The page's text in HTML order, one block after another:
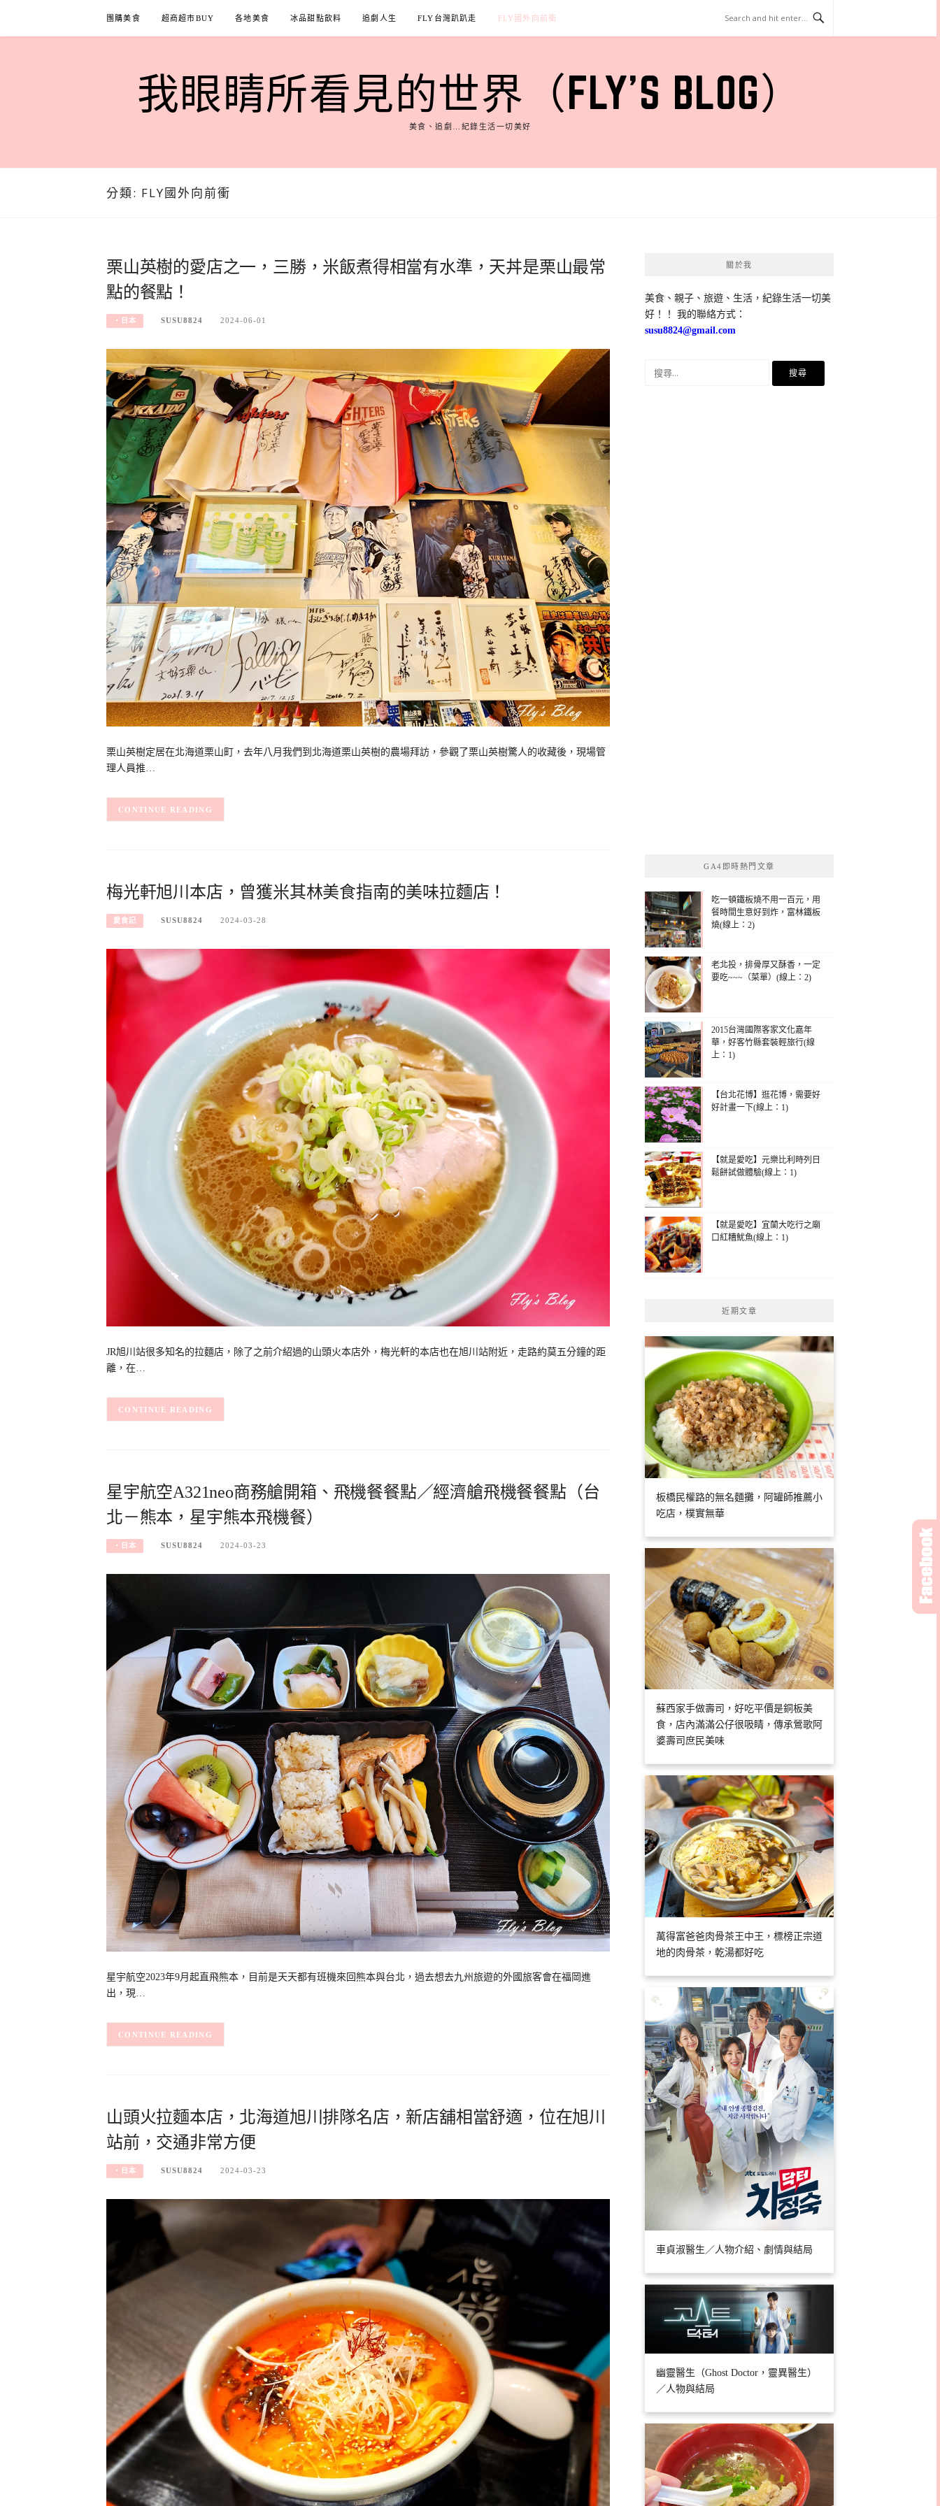
content
團購美食 超商超市BUY 各地美食 冰品甜點飲料 追劇人生 FLY台灣趴趴走 FLY國外向前衝
我眼睛所看見的世界（FLY'S BLOG）
美食、追劇…紀錄生活一切美好
分類: FLY國外向前衝
栗山英樹的愛店之一，三勝，米飯煮得相當有水準，天丼是栗山最常
點的餐點！
‧日本 SUSU8824 2024-06-01
栗山英樹定居在北海道栗山町，去年八月我們到北海道栗山英樹的農場拜訪，參觀了栗山英樹驚人的收藏後，現場管
理人員推…
CONTINUE READING
梅光軒旭川本店，曾獲米其林美食指南的美味拉麵店！
愛食記 SUSU8824 2024-03-28
JR旭川站很多知名的拉麵店，除了之前介紹過的山頭火本店外，梅光軒的本店也在旭川站附近，走路約莫五分鐘的距
離，在…
CONTINUE READING
星宇航空A321neo商務艙開箱、飛機餐餐點／經濟艙飛機餐餐點（台
北－熊本，星宇熊本飛機餐）
‧日本 SUSU8824 2024-03-23
星宇航空2023年9月起直飛熊本，目前是天天都有班機來回熊本與台北，過去想去九州旅遊的外國旅客會在福岡進
出，現…
CONTINUE READING
山頭火拉麵本店，北海道旭川排隊名店，新店舖相當舒適，位在旭川
站前，交通非常方便
‧日本 SUSU8824 2024-03-23
關於我
美食、親子、旅遊、生活，紀錄生活一切美
好！！ 我的聯絡方式：
susu8824@gmail.com
GA4即時熱門文章
吃一頓鐵板燒不用一百元，用
餐時間生意好到炸，富林鐵板
燒(線上：2)
老北投，排骨厚又酥香，一定
要吃~~~（菜單）(線上：2)
2015台灣國際客家文化嘉年
華，好客竹縣套裝輕旅行(線
上：1)
【台北花博】逛花博，需要好
好計畫一下(線上：1)
【就是愛吃】元樂比利時列日
鬆餅試做體驗(線上：1)
【就是愛吃】宜蘭大吃行之廟
口紅糟魷魚(線上：1)
近期文章
板橋民權路的無名麵攤，阿罐師推薦小
吃店，樸實無華
蘇西家手做壽司，好吃平價是銅板美
食，店內滿滿公仔很吸睛，傳承鶯歌阿
婆壽司庶民美味
萬得富爸爸肉骨茶王中王，標榜正宗道
地的肉骨茶，乾湯都好吃
車貞淑醫生／人物介紹、劇情與結局
幽靈醫生（Ghost Doctor，靈異醫生）
／人物與結局